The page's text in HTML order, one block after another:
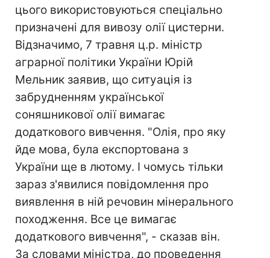
цього використовуються спеціально
призначені для вивозу олії цистерни.
Відзначимо, 7 травня ц.р. міністр
аграрної політики України Юрій
Мельник заявив, що ситуація із
забрудненням української
соняшникової олії вимагає
додаткового вивчення. "Олія, про яку
йде мова, була експортована з
України ще в лютому. І чомусь тільки
зараз з'явилися повідомлення про
виявлення в ній речовин мінерального
походження. Все це вимагає
додаткового вивчення", - сказав він.
За словами міністра, до проведення